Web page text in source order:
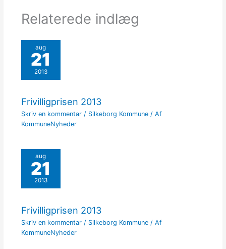
Relaterede indlæg
aug
21
2013
Frivilligprisen 2013
Skriv en kommentar / Silkeborg Kommune/ Af
KommuneNyheder
aug
21
2013
Frivilligprisen 2013
Skriv en kommentar / Silkeborg Kommune/ Af
KommuneNyheder